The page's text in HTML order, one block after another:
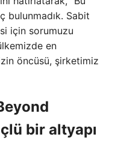
bulunmadık. Sabit
için sorumuzu
en
öncüsü, şirketimiz
bir altyapı